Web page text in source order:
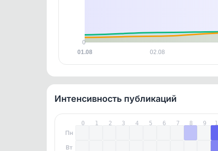
01.08 02.08
0
Интенсивность публикаций
0 1 2 3 4 5 6 7 8 9
Пн
Вт